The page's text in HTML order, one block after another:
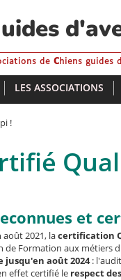
de Chiens guides
LES ASSOCIATIONS
!
et
2021, lacertification
de Formation aux métiers
jusqu'en août 2024:
effet certifié le respect